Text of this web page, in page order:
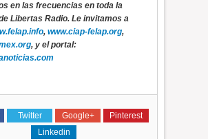
en las frecuencias en toda la
Libertas Radio. Le invitamos a
,www.ciap-felap.org,
, y el portal:
Twitter Google+
Pinterest
Linkedin